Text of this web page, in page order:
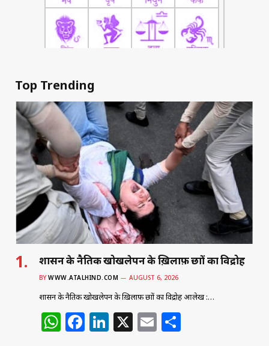
Top Trending
शासन के नैतिक खोखलेपन के ख़िलाफ़ छात्रों का विद्रोह
BY WWW.ATALHIND.COM AUGUST 6, 2026
शासन के नैतिक खोखलेपन के ख़िलाफ़ छात्रों का विद्रोह आलेख :…
W F Li X E